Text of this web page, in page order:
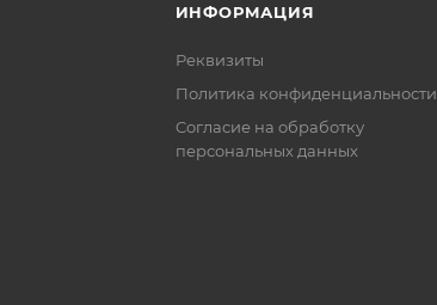
ИНФОРМАЦИЯ
Реквизиты
Политика конфиденциальности
Cогласие на обработку
персональных данных